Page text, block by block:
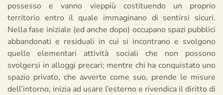
possesso e vanno vieppiù costituendo un proprio
territorio entro il quale immaginano di sentirsi sicuri.
Nella fase iniziale (ed anche dopo) occupano spazi pubblici
abbandonati e residuali in cui si incontrano e svolgono
quelle elementari attività sociali che non possono
svolgersi in alloggi precari; mentre chi ha conquistato uno
spazio privato, che avverte come suo, prende le misure
dell’intorno, inizia ad usare l’esterno e rivendica il diritto di